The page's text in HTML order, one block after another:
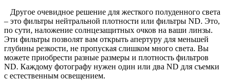
Другое очевидное решение для жесткого полуденного света
– это фильтры нейтральной плотности или фильтры ND. Это,
по сути, наложение солнцезащитных очков на ваши линзы.
Эти фильтры позволят вам открыть апертуру для меньшей
глубины резкости, не пропуская слишком много света. Вы
можете приобрести разные размеры и плотность фильтров
ND. Каждому фотографу нужен один или два ND для съемки
с естественным освещением.